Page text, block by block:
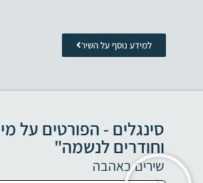
למידע נוסף על השיר
סינגלים - הפורטים על
וחודרים לנשמה"
שירים באהבה